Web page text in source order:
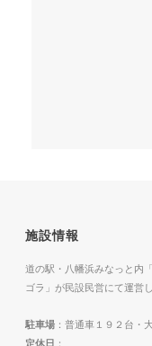
施設情報
道の駅・八幡浜みなっと内
ゴラ」が民設民営にて運営
駐車場 ：普通車１９２台・
定休日 ：